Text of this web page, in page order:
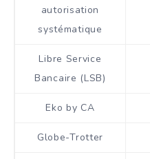
autorisation
systématique
Libre Service
Bancaire (LSB)
Eko by CA
Globe-Trotter